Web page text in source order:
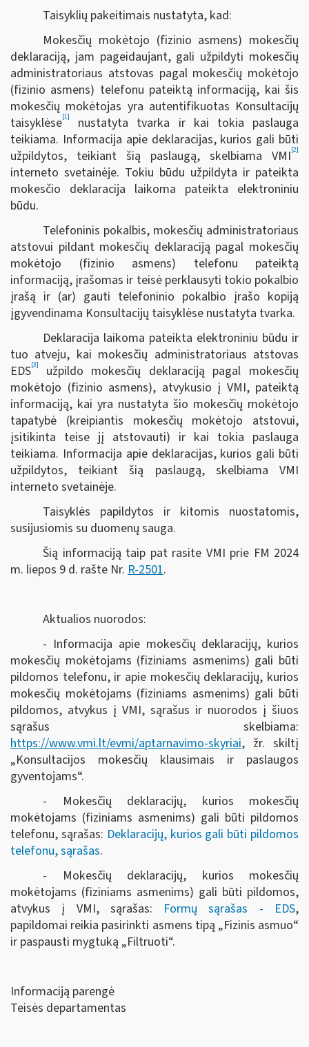
Taisyklių pakeitimais nustatyta, kad:
Mokesčių mokėtojo (fizinio asmens) mokesčių
deklaraciją, jam pageidaujant, gali užpildyti mokesčių
administratoriaus atstovas pagal mokesčių mokėtojo
(fizinio asmens) telefonu pateiktą informaciją, kai šis
mokesčių mokėtojas yra autentifikuotas Konsultacijų
taisyklėse[1]
nustatyta tvarka ir kai tokia paslauga
teikiama. Informacija apie deklaracijas, kurios gali būti
užpildytos, teikiant šią paslaugą, skelbiama VMI[2]
interneto svetainėje. Tokiu būdu užpildyta ir pateikta
mokesčio deklaracija laikoma pateikta elektroniniu
būdu.
Telefoninis pokalbis, mokesčių administratoriaus
atstovui pildant mokesčių deklaraciją pagal mokesčių
mokėtojo (fizinio asmens) telefonu pateiktą
informaciją, įrašomas ir teisė perklausyti tokio pokalbio
įrašą ir (ar) gauti telefoninio pokalbio įrašo kopiją
įgyvendinama Konsultacijų taisyklėse nustatyta tvarka.
Deklaracija laikoma pateikta elektroniniu būdu ir
tuo atveju, kai mokesčių administratoriaus atstovas
EDS[3]
užpildo mokesčių deklaraciją pagal mokesčių
mokėtojo (fizinio asmens), atvykusio į VMI, pateiktą
informaciją, kai yra nustatyta šio mokesčių mokėtojo
tapatybė (kreipiantis mokesčių mokėtojo atstovui,
įsitikinta teise jį atstovauti) ir kai tokia paslauga
teikiama. Informacija apie deklaracijas, kurios gali būti
užpildytos, teikiant šią paslaugą, skelbiama VMI
interneto svetainėje.
Taisyklės papildytos ir kitomis nuostatomis,
susijusiomis su duomenų sauga.
Šią informaciją taip pat rasite VMI prie FM 2024
m. liepos 9 d. rašte Nr. R-2501.
Aktualios nuorodos:
- Informacija apie mokesčių deklaracijų, kurios
mokesčių mokėtojams (fiziniams asmenims) gali būti
pildomos telefonu, ir apie mokesčių deklaracijų, kurios
mokesčių mokėtojams (fiziniams asmenims) gali būti
pildomos, atvykus į VMI, sąrašus ir nuorodos į šiuos
sąrašus skelbiama:
https://www.vmi.lt/evmi/aptarnavimo-skyriai, žr. skiltį
„Konsultacijos mokesčių klausimais ir paslaugos
gyventojams“.
- Mokesčių deklaracijų, kurios mokesčių
mokėtojams (fiziniams asmenims) gali būti pildomos
telefonu, sąrašas: Deklaracijų, kurios gali būti pildomos
telefonu, sąrašas.
- Mokesčių deklaracijų, kurios mokesčių
mokėtojams (fiziniams asmenims) gali būti pildomos,
atvykus į VMI, sąrašas: Formų sąrašas - EDS,
papildomai reikia pasirinkti asmens tipą „Fizinis asmuo“
ir paspausti mygtuką „Filtruoti“.
Informaciją parengė
Teisės departamentas